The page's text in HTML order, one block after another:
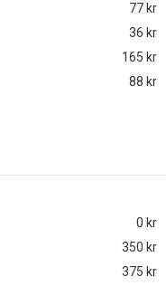
77 kr
36 kr
165 kr
88 kr
0 kr
350 kr
375 kr